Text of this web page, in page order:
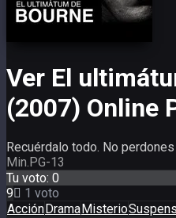
Ver El
(2007) Online
Recuérdalo todo. No perdones
Min.PG-13
Tu voto: 0
9
1 voto
AcciónDramaMisterio